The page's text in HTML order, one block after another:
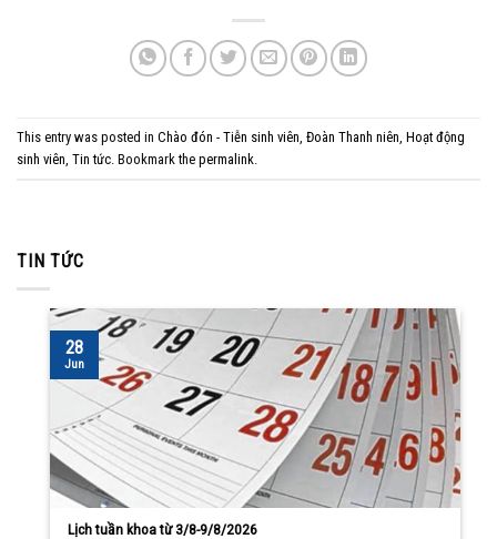
This entry was posted in Chào đón - Tiễn sinh viên Đoàn Thanh niên Hoạt động
sinh viên Tin tức . Bookmark the permalink
TIN TỨC
Lịch tuần khoa từ 3/8-9/8/2026
28
Jun